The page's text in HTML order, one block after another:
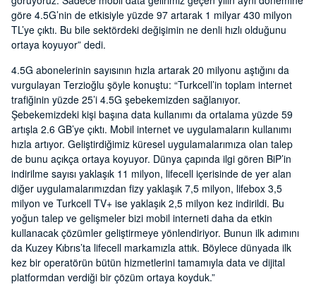
göre 4.5G’nin de etkisiyle yüzde 97 artarak 1 milyar 430 milyon
TL’ye çıktı. Bu bile sektördeki değişimin ne denli hızlı olduğunu
ortaya koyuyor” dedi.
4.5G abonelerinin sayısının hızla artarak 20 milyonu aştığını da
vurgulayan Terzioğlu şöyle konuştu: “Turkcell’in toplam internet
trafiğinin yüzde 25’i 4.5G şebekemizden sağlanıyor.
Şebekemizdeki kişi başına data kullanımı da ortalama yüzde 59
artışla 2.6 GB’ye çıktı. Mobil internet ve uygulamaların kullanımı
hızla artıyor. Geliştirdiğimiz küresel uygulamalarımıza olan talep
de bunu açıkça ortaya koyuyor. Dünya çapında ilgi gören BiP’in
indirilme sayısı yaklaşık 11 milyon, lifecell içerisinde de yer alan
diğer uygulamalarımızdan fizy yaklaşık 7,5 milyon, lifebox 3,5
milyon ve Turkcell TV+ ise yaklaşık 2,5 milyon kez indirildi. Bu
yoğun talep ve gelişmeler bizi mobil interneti daha da etkin
kullanacak çözümler geliştirmeye yönlendiriyor. Bunun ilk adımını
da Kuzey Kıbrıs’ta lifecell markamızla attık. Böylece dünyada ilk
kez bir operatörün bütün hizmetlerini tamamıyla data ve dijital
platformdan verdiği bir çözüm ortaya koyduk.”